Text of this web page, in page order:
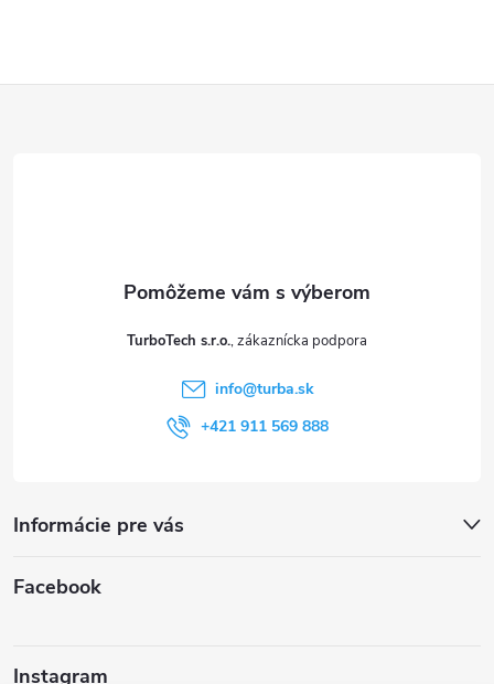
TurboTech s.r.o.
info@turba.sk
+421 911 569 888
Informácie pre vás
Facebook
Instagram